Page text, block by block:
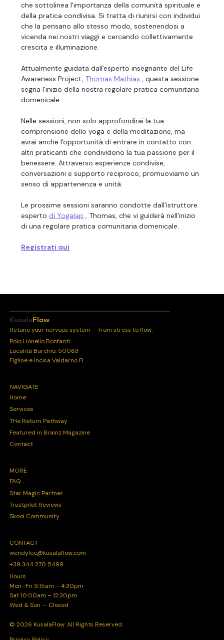
che sottolinea l'importanza della comunità spirituale e
della pratica condivisa. Si tratta di riunirsi con individui
che la pensano allo stesso modo, sostenendosi a
vicenda nei nostri viaggi e cercando collettivamente
crescita e illuminazione.
Attualmente guidata dall'esperto insegnante del Life
Awareness Project, Thomas Mathias , questa sessione
segna l'inizio della nostra regolare pratica comunitaria
domenicale.
Nelle sessioni, non solo approfondirai la tua
comprensione dello yoga e della meditazione, ma
avrai anche l'opportunità di entrare in contatto con
altri praticanti che condividono la tua passione per il
benessere. Attraverso esperienze condivise,
conversazioni e supporto reciproco, promuoviamo un
senso di appartenenza e unità.
Le prossime sessioni saranno condotte dall'istruttore
esperto di Yogalap , Thomas, che vi guiderà nell'inizio
di una regolare pratica comunitaria domenicale.
Registrati qui
KusalaFlow
Retune your nervous system — from stress to flow.
Polo Lionello Bonfanti
Località Burchio, 50063
Figline e Incisa Valdarno FI
NAVIGATE
Home
Services
THe Return Pathway
Featured in Brainz Magazine
Contact
MORE
FAQ
Star Magic Partner
Trustpilot Reviews
Skool Community
CONTACT
wendylee@kusalaflow.com
+39 344 270 5499
Hours
Mon–Fri 9:15am – 4:30pm
Sat 10:00am – 12:30pm
Wed & Sun — Closed
© 2026 KusalaFlow. All Rights Reserved.